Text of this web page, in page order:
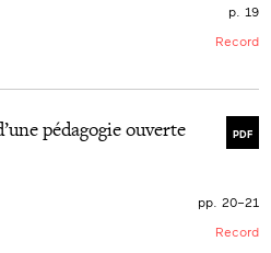
p. 19
Record
PDF
pédagogie ouverte
pp. 20–21
Record